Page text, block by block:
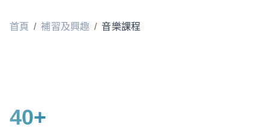
首頁 / 補習及興趣 / 音樂課程
40+